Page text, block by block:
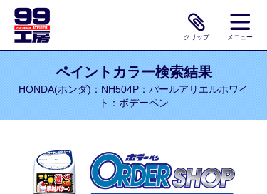
クリップ メニュー
ペイントカラー検索結果
HONDA(ホンダ)：NH504P：パールアリエルホワイ
ト：ボデーペン